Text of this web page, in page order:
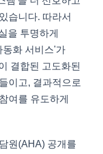
습니다. 따라서
을 투명하게
동화 서비스'가
결합된 고도화된
이고, 결과적으로
여를 유도하게
원(AHA) 공개를